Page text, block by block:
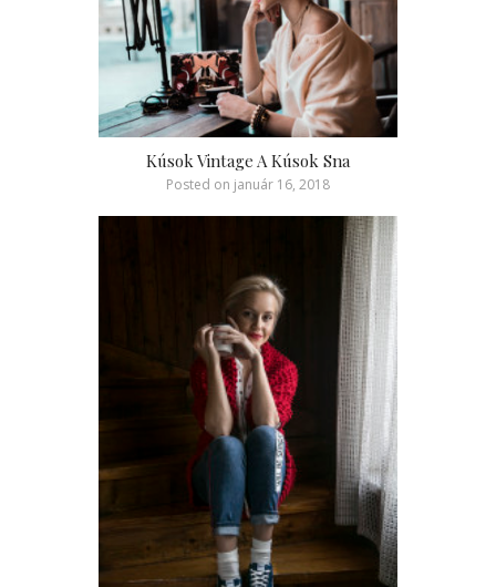
Kúsok Vintage A Kúsok Sna
Posted on január 16, 2018